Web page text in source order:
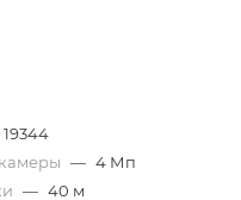
19344
— 4 Мп
— 40 м